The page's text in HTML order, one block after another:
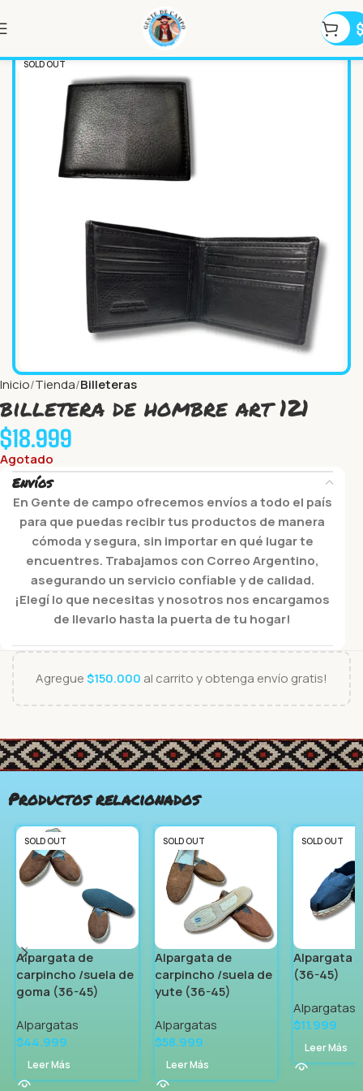
$
SOLD OUT
Inicio Tienda Billeteras
billetera de hombre art 121
$18.999
Agotado
Envíos
En Gente de campo ofrecemos envíos a todo el país
para que puedas recibir tus productos de manera
cómoda y segura, sin importar en qué lugar te
encuentres. Trabajamos con Correo Argentino,
asegurando un servicio confiable y de calidad.
¡Elegí lo que necesitas y nosotros nos encargamos
de llevarlo hasta la puerta de tu hogar!
Agregue$150.000 al carrito y obtenga envío gratis!
Productos relacionados
SOLD OUT
Alpargata de
carpincho /suela de
goma (36-45)
Alpargatas
$44.999
Leer Más
SOLD OUT
Alpargata de
carpincho /suela de
yute (36-45)
Alpargatas
$58.999
Leer Más
SOLD OUT
Alpargata
(36-45)
Alpargatas
$11.999
Leer Más